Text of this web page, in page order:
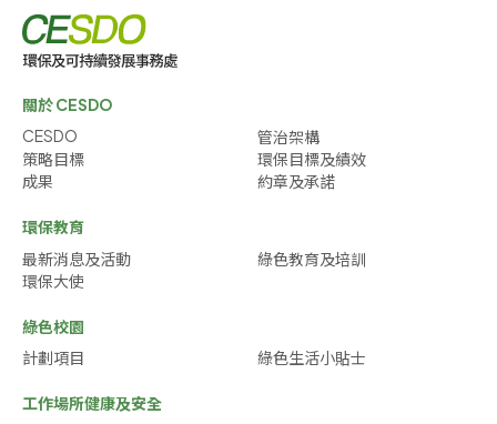
關於 CESDO
CESDO
管治架構
策略目標
環保目標及績效
成果
約章及承諾
環保教育
最新消息及活動
綠色教育及培訓
環保大使
綠色校園
計劃項目
綠色生活小貼士
工作場所健康及安全